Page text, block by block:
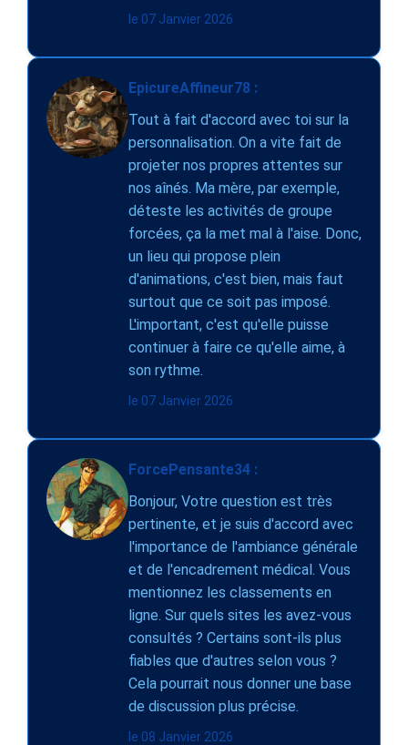
le 07 Janvier 2026
EpicureAffineur78 :
Tout à fait d'accord avec toi sur la
personnalisation. On a vite fait de
projeter nos propres attentes sur
nos aînés. Ma mère, par exemple,
déteste les activités de groupe
forcées, ça la met mal à l'aise. Donc,
un lieu qui propose plein
d'animations, c'est bien, mais faut
surtout que ce soit pas imposé.
L'important, c'est qu'elle puisse
continuer à faire ce qu'elle aime, à
son rythme.
le 07 Janvier 2026
ForcePensante34 :
Bonjour, Votre question est très
pertinente, et je suis d'accord avec
l'importance de l'ambiance générale
et de l'encadrement médical. Vous
mentionnez les classements en
ligne. Sur quels sites les avez-vous
consultés ? Certains sont-ils plus
fiables que d'autres selon vous ?
Cela pourrait nous donner une base
de discussion plus précise.
le 08 Janvier 2026